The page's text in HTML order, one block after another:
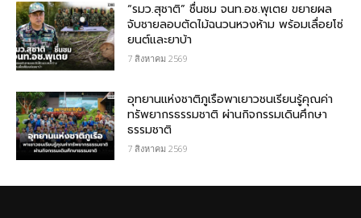
“รมว.สุชาติ” ชื่นชม​ จนท.อช.พุเตย​ ขยายผล
จับชายลอบตัดไม้ฉนวนหวงห้าม พร้อมเลื่อยโซ่
ยนต์และยาบ้า
7 สิงหาคม 2569
อุทยานแห่งชาติภูเรือพาเยาวชนเรียนรู้คุณค่า
ทรัพยากรธรรมชาติ ผ่านกิจกรรมเดินศึกษา
ธรรมชาติ
7 สิงหาคม 2569